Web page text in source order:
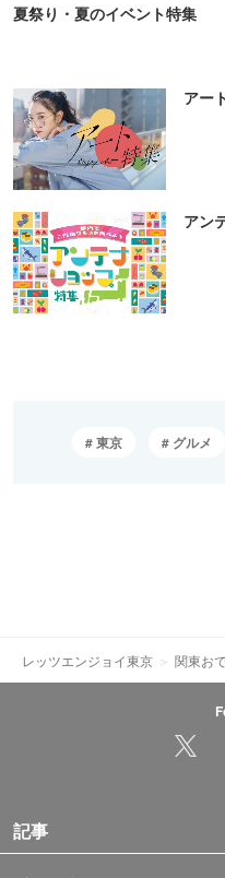
夏祭り・夏のイベント特集
アー
アン
東京 グルメ
レッツエンジョイ東京 関東お
記事